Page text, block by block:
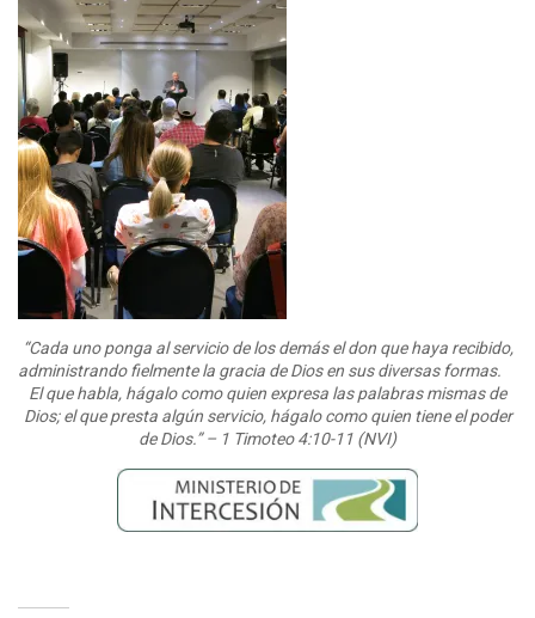
“Cada uno ponga al servicio de los demás el don que haya recibido,
administrando fielmente la gracia de Dios en sus diversas formas.
El que habla, hágalo como quien expresa las palabras mismas de
Dios; el que presta algún servicio, hágalo como quien tiene el poder
de Dios.” – 1 Timoteo 4:10-11 (NVI)